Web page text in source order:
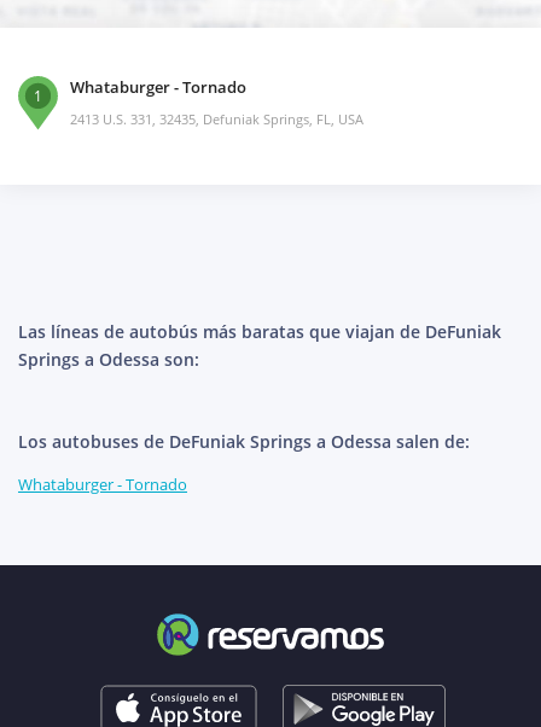
1 Whataburger - Tornado
2413 U.S. 331, 32435, Defuniak Springs, FL, USA
Las líneas de autobús más baratas que viajan de DeFuniak
Springs a Odessa son:
Los autobuses de DeFuniak Springs a Odessa salen de:
Whataburger - Tornado